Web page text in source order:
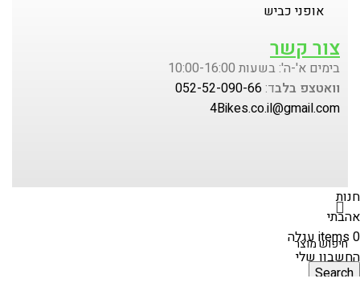
אופני כביש
צור קשר
בימים א'-ה': בשעות 10:00-16:00
וואטצפ בלבד:052-52-090-66
4Bikes.co.il@gmail.com
Search
חנות
אהבתי
0
itemsעגלה
החשבון שלי